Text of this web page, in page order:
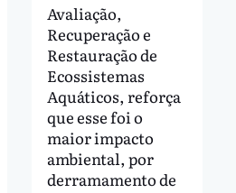
Avaliação,
Recuperação e
Restauração de
Ecossistemas
Aquáticos, reforça
que esse foi o
maior impacto
ambiental, por
derramamento de